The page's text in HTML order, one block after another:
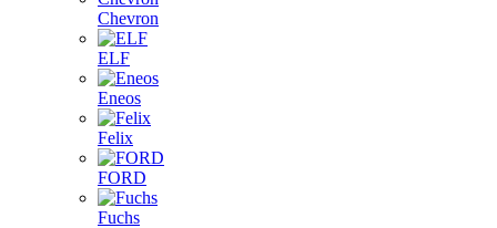
Chevron
ELF
Eneos
Felix
FORD
Fuchs